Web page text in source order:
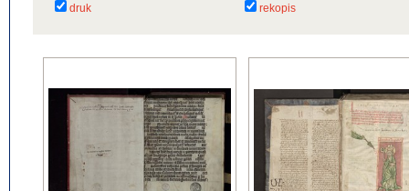
druk rekopis